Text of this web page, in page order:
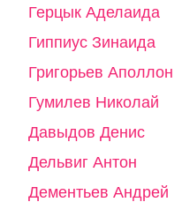
Герцык Аделаида
Гиппиус Зинаида
Григорьев Аполлон
Гумилев Николай
Давыдов Денис
Дельвиг Антон
Дементьев Андрей